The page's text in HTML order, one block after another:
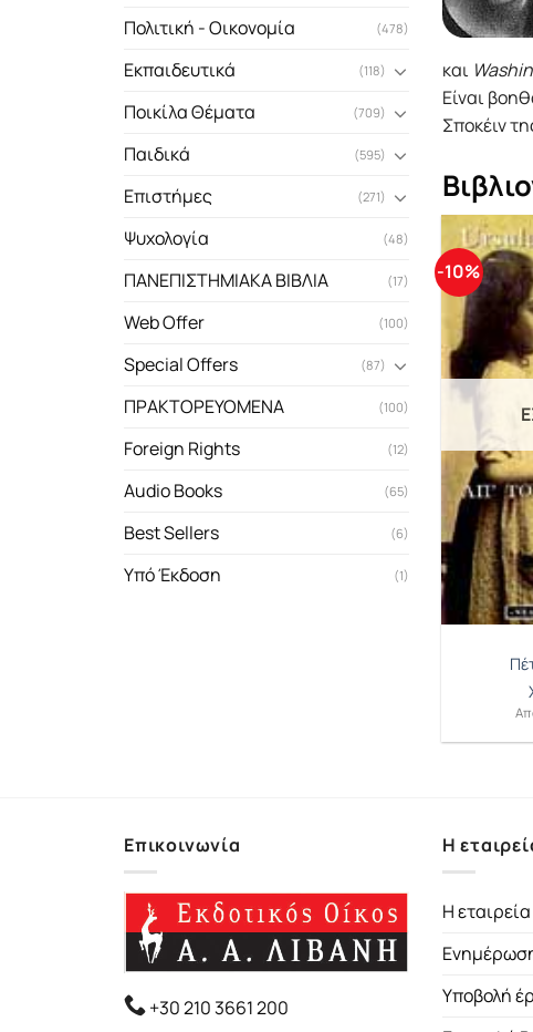
Πολιτική - Οικονομία (478)
Εκπαιδευτικά (118)
Ποικίλα Θέματα (709)
Παιδικά (595)
Επιστήμες (271)
Ψυχολογία (48)
ΠΑΝΕΠΙΣΤΗΜΙΑΚΑ ΒΙΒΛΙΑ (17)
Web Offer (100)
Special Offers (87)
ΠΡΑΚΤΟΡΕΥΟΜΕΝΑ (100)
Foreign Rights (12)
Audio Books (65)
Best Sellers (6)
Υπό Έκδοση (1)
και
Είναι
Σποκέιν
-10%
Επικοινωνία
+30 210 3661 200
Η
Η εταιρεία
Υποβολή